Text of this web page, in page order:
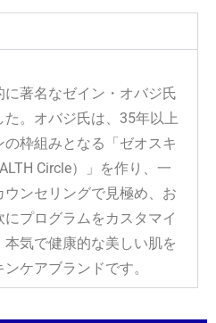
著名なゼイン・オバジ氏
。オバジ氏は、35年以上
枠組みとなる「ゼオスキ
Circle）」を作り、一
ンセリングで見極め、お
プログラムをカスタマイ
気で健康的な美しい肌を
ケアブランドです。